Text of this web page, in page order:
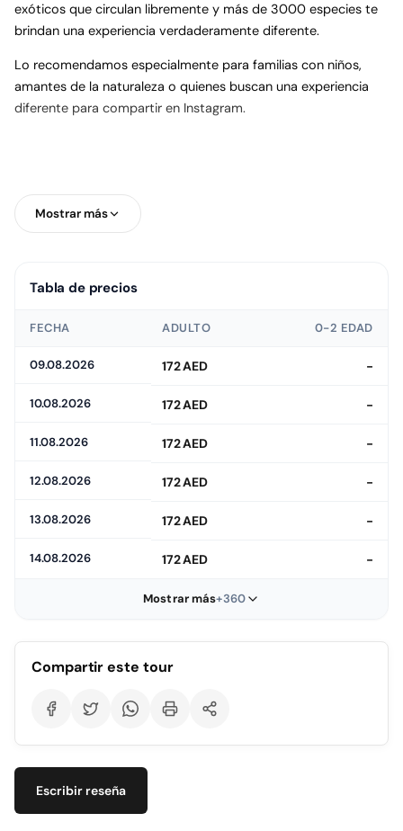
exóticos que circulan libremente y más de 3000 especies te
brindan una experiencia verdaderamente diferente.
Lo recomendamos especialmente para familias con niños,
amantes de la naturaleza o quienes buscan una experiencia
diferente para compartir en Instagram.
Mostrar más
Tabla de precios
FECHA ADULTO 0-2 EDAD
09.08.2026 172 AED -
10.08.2026 172 AED -
11.08.2026 172 AED -
12.08.2026 172 AED -
13.08.2026 172 AED -
14.08.2026 172 AED -
Mostrar más+360
Compartir este tour
Escribir reseña